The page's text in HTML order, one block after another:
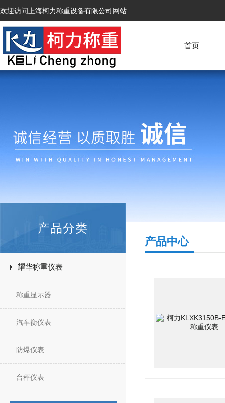
欢迎访问上海柯力称重设备有限公司网站
首页
产品分类
耀华称重仪表
称重显示器
汽车衡仪表
防爆仪表
台秤仪表
产品中心